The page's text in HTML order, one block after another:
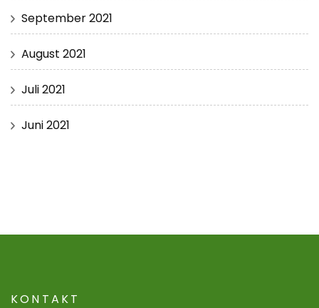
September 2021
August 2021
Juli 2021
Juni 2021
KONTAKT